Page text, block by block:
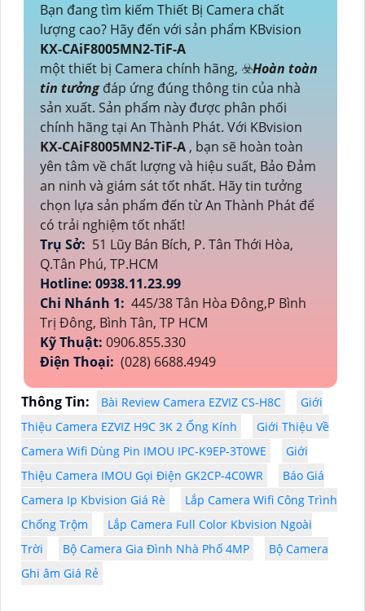
Bạn đang tìm kiếm Thiết Bị Camera chất
lượng cao? Hãy đến với sản phẩm KBvision
KX-CAiF8005MN2-TiF-A
một thiết bị Camera chính hãng, ☣️Hoàn toàn
tin tưởngđáp ứng đúng thông tin của nhà
sản xuất. Sản phẩm này được phân phối
chính hãng tại An Thành Phát. Với KBvision
KX-CAiF8005MN2-TiF-A , bạn sẽ hoàn toàn
yên tâm về chất lượng và hiệu suất, Bảo Đảm
an ninh và giám sát tốt nhất. Hãy tin tưởng
chọn lựa sản phẩm đến từ An Thành Phát để
có trải nghiệm tốt nhất!
Trụ Sở: 51 Lũy Bán Bích, P. Tân Thới Hòa,
Q.Tân Phú, TP.HCM
Hotline: 0938.11.23.99
Chi Nhánh 1: 445/38 Tân Hòa Đông,P Bình
Trị Đông, Bình Tân, TP HCM
Kỹ Thuật: 0906.855.330
Điện Thoại: (028) 6688.4949
Thông Tin: Bài Review Camera EZVIZ CS-H8C
Giới
Thiệu Camera EZVIZ H9C 3K 2 Ống Kính
Giới Thiệu Về
Camera Wifi Dùng Pin IMOU IPC-K9EP-3T0WE
Giới
Thiệu Camera IMOU Gọi Điện GK2CP-4C0WR
Báo Giá
Camera Ip Kbvision Giá Rè
Lắp Camera Wifi Công Trình
Chống Trộm
Lắp Camera Full Color Kbvision Ngoài
Trời
Bộ Camera Gia Đình Nhà Phố 4MP
Bộ Camera
Ghi âm Giá Rẻ